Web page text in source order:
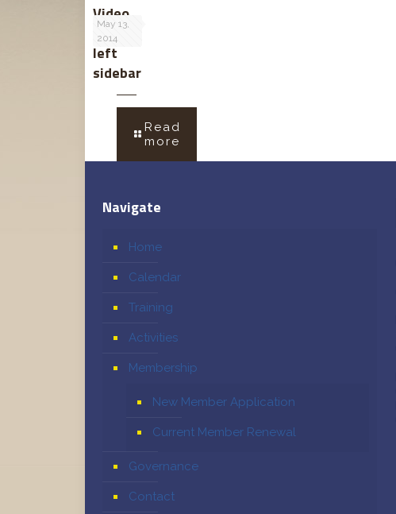
May 13,
2014
Video
with
left
sidebar
Read
more
Navigate
Home
Calendar
Training
Activities
Membership
New Member Application
Current Member Renewal
Governance
Contact